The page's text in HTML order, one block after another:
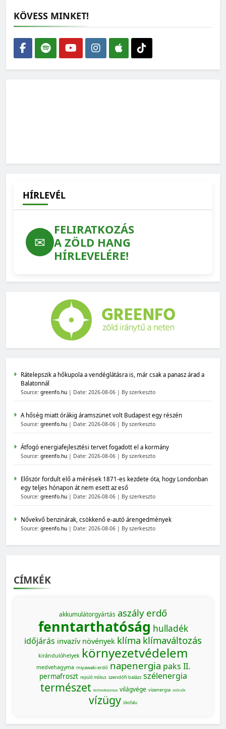
Lehet-e rendszerkritika nélkül zöldnek lenni?
2026-07-27
2026-07-15
KÖVESS MINKET!
HÍRLEVÉL
✉
FELIRATKOZÁS
A ZÖLD HANG
HÍRLEVELÉRE!
Rátelepszik a hőkupola a vendéglátásra is, már csak a panasz árad a
Balatonnál
Source: greenfo.hu Date: 2026-08-06 By szerkeszto
A hőség miatt órákig áramszünet volt Budapest egy részén
Source: greenfo.hu Date: 2026-08-06 By szerkeszto
Átfogó energiafejlesztési tervet fogadott el a kormány
Source: greenfo.hu Date: 2026-08-06 By szerkeszto
Először fordult elő a mérések 1871-es kezdete óta, hogy Londonban
egy teljes hónapon át nem esett az eső
Source: greenfo.hu Date: 2026-08-06 By szerkeszto
Nővekvő benzinárak, csökkenő e-autó árengedmények
Source: greenfo.hu Date: 2026-08-06 By szerkeszto
CÍMKÉK
akkumulátorgyártás aszály erdő
fenntarthatóság hulladék
időjárás invazív növények klíma klímaváltozás
kirándulóhelyek környezetvédelem
medvehagyma miyawaki erdő napenergia paks II.
permafroszt repülő mókus szendőfi balázs szélenergia
természet technofasizmus világvége vízenergia vízőrzők
vízügy ökofalu